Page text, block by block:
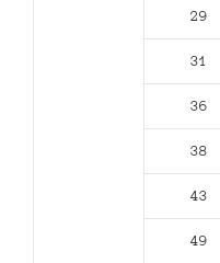
29
31
36
38
43
49